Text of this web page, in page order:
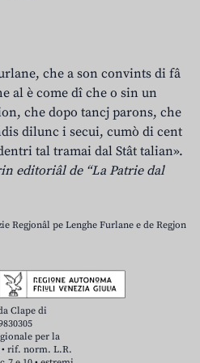
che a son convints di fâ
al è come dî che o sin un
che dopo tancj parons, che
dilunc i secui, cumò di cent
tal tramai dal Stât talian».
editoriâl de “La Patrie dal
Regjonâl pe Lenghe Furlane e de Regjon
Clape di
per la
• rif. norm. L.R.